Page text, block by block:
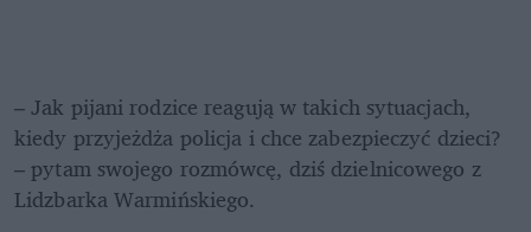
– Jak pijani rodzice reagują w takich sytuacjach,
kiedy przyjeżdża policja i chce zabezpieczyć dzieci?
– pytam swojego rozmówcę, dziś dzielnicowego z
Lidzbarka Warmińskiego.